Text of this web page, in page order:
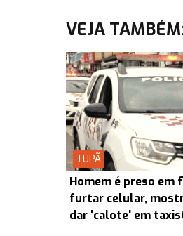
VEJA
TUPÃ
Homem é preso
furtar celular,
dar 'calote' em